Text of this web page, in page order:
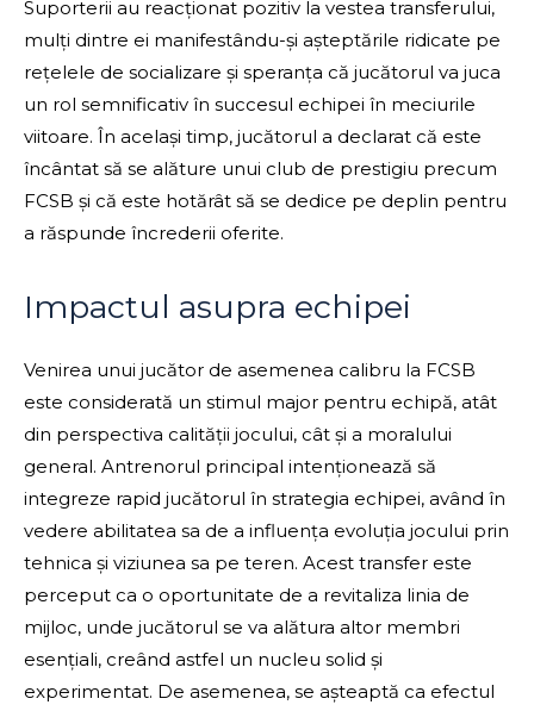
Suporterii au reacționat pozitiv la vestea transferului,
mulți dintre ei manifestându-și așteptările ridicate pe
rețelele de socializare și speranța că jucătorul va juca
un rol semnificativ în succesul echipei în meciurile
viitoare. În același timp, jucătorul a declarat că este
încântat să se alăture unui club de prestigiu precum
FCSB și că este hotărât să se dedice pe deplin pentru
a răspunde încrederii oferite.
Impactul asupra echipei
Venirea unui jucător de asemenea calibru la FCSB
este considerată un stimul major pentru echipă, atât
din perspectiva calității jocului, cât și a moralului
general. Antrenorul principal intenționează să
integreze rapid jucătorul în strategia echipei, având în
vedere abilitatea sa de a influența evoluția jocului prin
tehnica și viziunea sa pe teren. Acest transfer este
perceput ca o oportunitate de a revitaliza linia de
mijloc, unde jucătorul se va alătura altor membri
esențiali, creând astfel un nucleu solid și
experimentat. De asemenea, se așteaptă ca efectul